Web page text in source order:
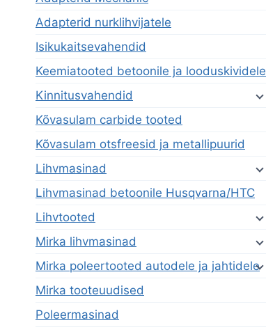
Adapterid nurklihvijatele
Isikukaitsevahendid
Keemiatooted betoonile ja looduskividele
Kinnitusvahendid
Kõvasulam carbide tooted
Kõvasulam otsfreesid ja metallipuurid
Lihvmasinad
Lihvmasinad betoonile Husqvarna/HTC
Lihvtooted
Mirka lihvmasinad
Mirka poleertooted autodele ja jahtidele
Mirka tooteuudised
Poleermasinad